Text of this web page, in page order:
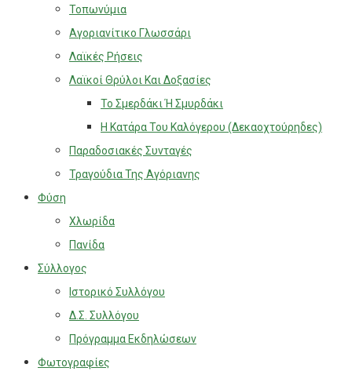
Τοπωνύμια
Αγοριανίτικο Γλωσσάρι
Λαϊκές Ρήσεις
Λαϊκοί Θρύλοι Και Δοξασίες
Το Σμερδάκι Ή Σμυρδάκι
Η Κατάρα Του Καλόγερου (Δεκαοχτούρηδες)
Παραδοσιακές Συνταγές
Τραγούδια Της Αγόριανης
Φύση
Χλωρίδα
Πανίδα
Σύλλογος
Ιστορικό Συλλόγου
Δ.Σ. Συλλόγου
Πρόγραμμα Εκδηλώσεων
Φωτογραφίες